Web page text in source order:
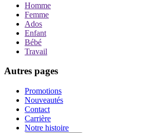
Homme
Femme
Ados
Enfant
Bébé
Travail
Autres pages
Promotions
Nouveautés
Contact
Carrière
Notre histoire